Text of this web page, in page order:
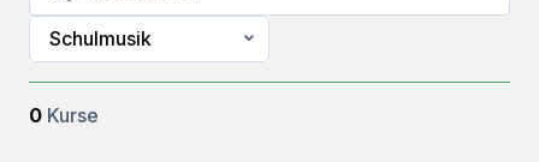
Kurse suchen
Schulmusik
0 Kurse